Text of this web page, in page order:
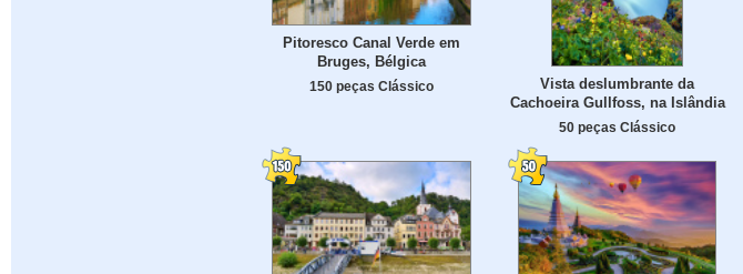
Pitoresco Canal Verde em
Bruges, Bélgica
150 peças Clássico
Vista deslumbrante da
Cachoeira Gullfoss, na Islândia
50 peças Clássico